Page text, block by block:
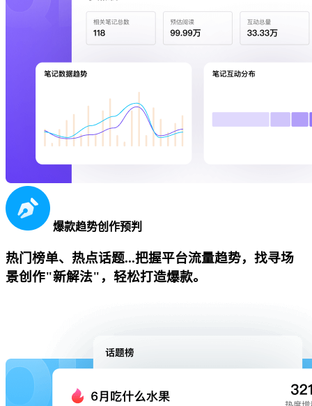
爆款趋势创作预判
热门榜单、热点话题...把握平台流量趋势，找寻场
景创作"新解法"，轻松打造爆款。